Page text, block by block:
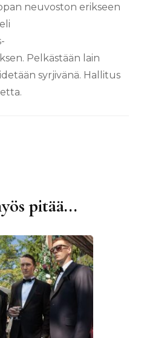
neuvoston erikseen
Pelkästään lain
syrjivänä. Hallitus
pitää...